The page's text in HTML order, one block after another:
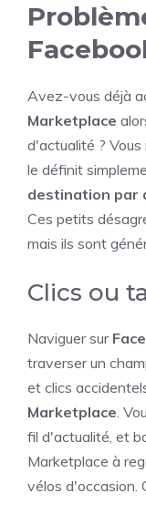
Avez-vous déjà
Marketplace
d'actualité ?
le définit
destination par
Ces petits
mais ils sont
Clics ou
Naviguer sur
traverser un
et clics
Marketplace.
fil d'actualité, et
Marketplace à
vélos d'occasion.